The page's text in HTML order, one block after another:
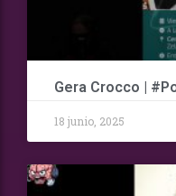
Gera Crocco |
18 junio, 2025